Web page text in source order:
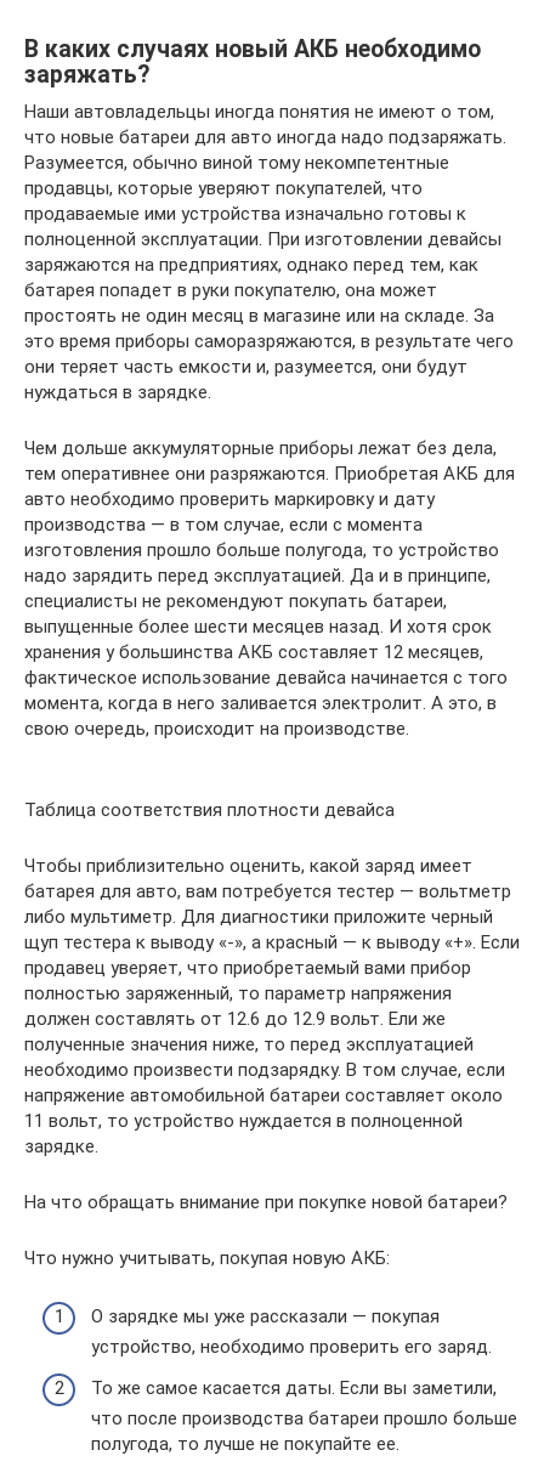
В каких случаях новый АКБ необходимо
заряжать?
Наши автовладельцы иногда понятия не имеют о том,
что новые батареи для авто иногда надо подзаряжать.
Разумеется, обычно виной тому некомпетентные
продавцы, которые уверяют покупателей, что
продаваемые ими устройства изначально готовы к
полноценной эксплуатации. При изготовлении девайсы
заряжаются на предприятиях, однако перед тем, как
батарея попадет в руки покупателю, она может
простоять не один месяц в магазине или на складе. За
это время приборы саморазряжаются, в результате чего
они теряет часть емкости и, разумеется, они будут
нуждаться в зарядке.
Чем дольше аккумуляторные приборы лежат без дела,
тем оперативнее они разряжаются. Приобретая АКБ для
авто необходимо проверить маркировку и дату
производства — в том случае, если с момента
изготовления прошло больше полугода, то устройство
надо зарядить перед эксплуатацией. Да и в принципе,
специалисты не рекомендуют покупать батареи,
выпущенные более шести месяцев назад. И хотя срок
хранения у большинства АКБ составляет 12 месяцев,
фактическое использование девайса начинается с того
момента, когда в него заливается электролит. А это, в
свою очередь, происходит на производстве.
Таблица соответствия плотности девайса
Чтобы приблизительно оценить, какой заряд имеет
батарея для авто, вам потребуется тестер — вольтметр
либо мультиметр. Для диагностики приложите черный
щуп тестера к выводу «-», а красный — к выводу «+». Если
продавец уверяет, что приобретаемый вами прибор
полностью заряженный, то параметр напряжения
должен составлять от 12.6 до 12.9 вольт. Ели же
полученные значения ниже, то перед эксплуатацией
необходимо произвести подзарядку. В том случае, если
напряжение автомобильной батареи составляет около
11 вольт, то устройство нуждается в полноценной
зарядке.
На что обращать внимание при покупке новой батареи?
Что нужно учитывать, покупая новую АКБ:
О зарядке мы уже рассказали — покупая
устройство, необходимо проверить его заряд.
То же самое касается даты. Если вы заметили,
что после производства батареи прошло больше
полугода, то лучше не покупайте ее.